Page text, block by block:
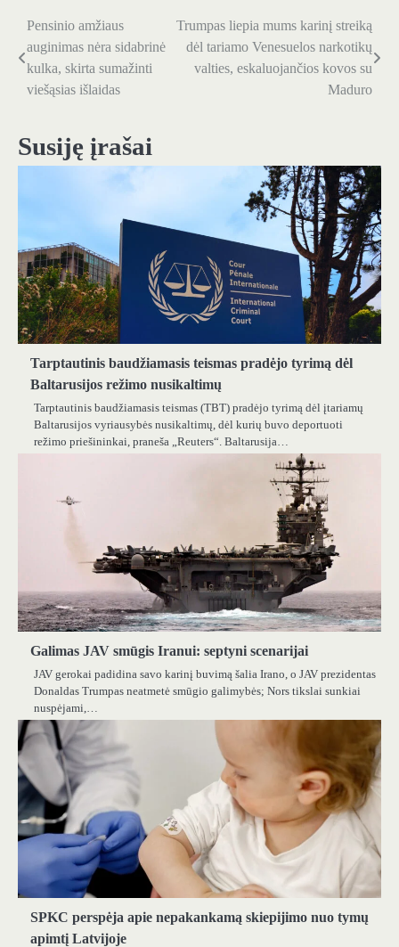
Navigacija
tarp
įrašų
Pensinio amžiaus
auginimas nėra sidabrinė
kulka, skirta sumažinti
viešąsias išlaidas
Trumpas liepia mums karinį streiką
dėl tariamo Venesuelos narkotikų
valties, eskaluojančios kovos su
Maduro
Susiję įrašai
Tarptautinis baudžiamasis teismas pradėjo tyrimą dėl
Baltarusijos režimo nusikaltimų
Tarptautinis baudžiamasis teismas (TBT) pradėjo tyrimą dėl įtariamų
Baltarusijos vyriausybės nusikaltimų, dėl kurių buvo deportuoti
režimo priešininkai, praneša „Reuters“. Baltarusija…
Galimas JAV smūgis Iranui: septyni scenarijai
JAV gerokai padidina savo karinį buvimą šalia Irano, o JAV prezidentas
Donaldas Trumpas neatmetė smūgio galimybės; Nors tikslai sunkiai
nuspėjami,…
SPKC perspėja apie nepakankamą skiepijimo nuo tymų
apimtį Latvijoje